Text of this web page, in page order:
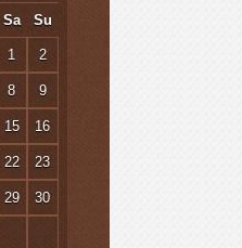
Sa Su
1 2
8 9
15 16
22 23
29 30